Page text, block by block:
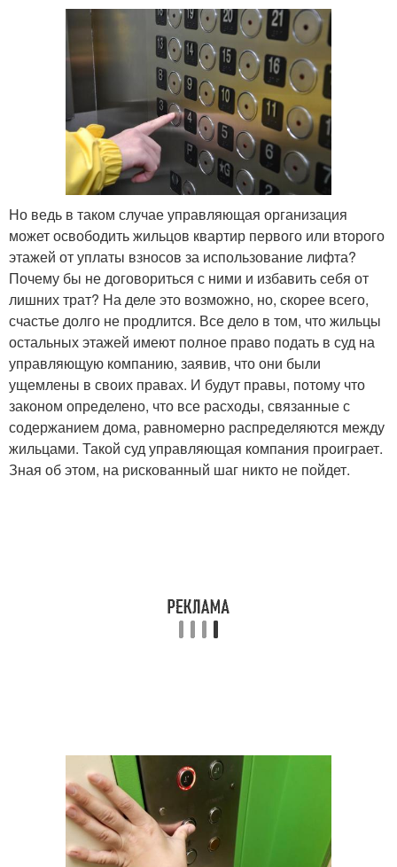
Но ведь в таком случае управляющая организация
может освободить жильцов квартир первого или второго
этажей от уплаты взносов за использование лифта?
Почему бы не договориться с ними и избавить себя от
лишних трат? На деле это возможно, но, скорее всего,
счастье долго не продлится. Все дело в том, что жильцы
остальных этажей имеют полное право подать в суд на
управляющую компанию, заявив, что они были
ущемлены в своих правах. И будут правы, потому что
законом определено, что все расходы, связанные с
содержанием дома, равномерно распределяются между
жильцами. Такой суд управляющая компания проиграет.
Зная об этом, на рискованный шаг никто не пойдет.